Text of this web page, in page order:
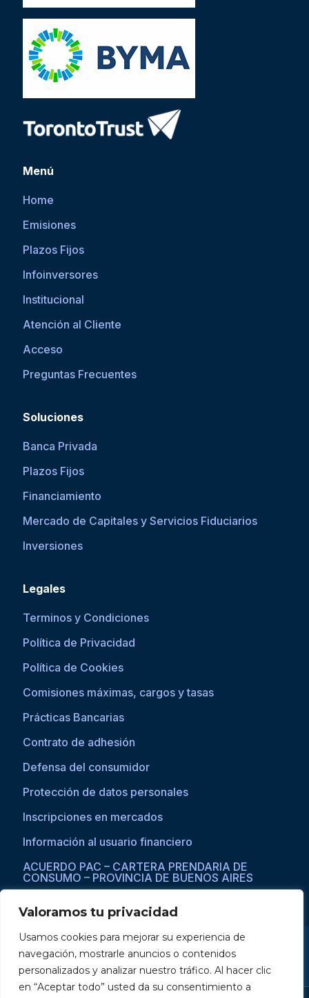
Valoramos tu privacidad
Usamos cookies para mejorar su experiencia de
navegación, mostrarle anuncios o contenidos
personalizados y analizar nuestro tráfico. Al hacer clic
en “Aceptar todo” usted da su consentimiento a
Menú
Home
Emisiones
Plazos Fijos
Infoinversores
Institucional
Atención al Cliente
Acceso
Preguntas Frecuentes
Soluciones
Banca Privada
Plazos Fijos
Financiamiento
Mercado de Capitales y Servicios Fiduciarios
Inversiones
Legales
Terminos y Condiciones
Política de Privacidad
Política de Cookies
Comisiones máximas, cargos y tasas
Prácticas Bancarias
Contrato de adhesión
Defensa del consumidor
Protección de datos personales
Inscripciones en mercados
Información al usuario financiero
ACUERDO PAC – CARTERA PRENDARIA DE
CONSUMO – PROVINCIA DE BUENOS AIRES
Si asistís a una persona con dificultades visuales para acceder a la
web, por favor ingresar a través del explorador Microsoft Edge,
donde se habilita la opción de reproducción de texto a voz